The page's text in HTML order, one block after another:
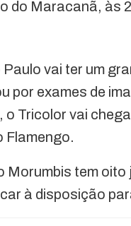
do Maracanã, às
vai ter um
por exames de
o Tricolor vai
Flamengo.
Morumbis tem
à disposição